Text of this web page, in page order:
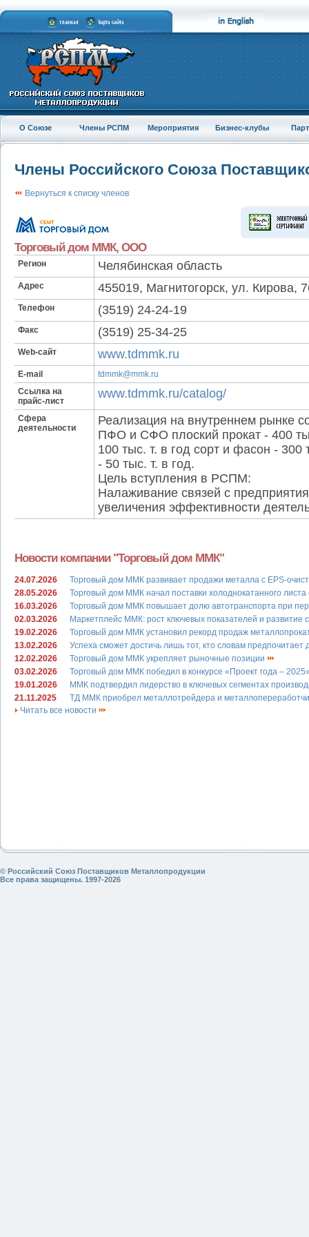
О Союзе Члены РСПМ Мероприятия Бизнес-клубы
Члены Российского Союза
Вернуться к списку членов
Торговый дом ММК, ООО
Регион Челябинская область
Адрес 455019, Магнитогорск, ул. Кирова,
Телефон (3519) 24-24-19
Факс (3519) 25-34-25
Web-сайт www.tdmmk.ru
E-mail
tdmmk@mmk.ru
Ссылка на
прайс-лист
www.tdmmk.ru/catalog/
Сфера
деятельности
Реализация на внутреннем
ПФО и СФО плоский прокат - 400
100 тыс. т. в год сорт и фасон - 300
- 50 тыс. т. в год.
Цель вступления в РСПМ:
Налаживание связей с
увеличения эффективности
Новости компании "Торговый дом ММК"
24.07.2026
Торговый дом ММК развивает продажи металла с EPS-
28.05.2026
Торговый дом ММК начал поставки холоднокатанного
16.03.2026
Торговый дом ММК повышает долю автотранспорта при
02.03.2026
Маркетплейс ММК: рост ключевых показателей и развитие
19.02.2026
Торговый дом ММК установил рекорд продаж
13.02.2026
Успеха сможет достичь лишь тот, кто словам предпочитает
12.02.2026
Торговый дом ММК укрепляет рыночные позиции
03.02.2026
Торговый дом ММК победил в конкурсе «Проект года –
19.01.2026
ММК подтвердил лидерство в ключевых сегментах
21.11.2025
ТД ММК приобрел металлотрейдера и
Читать все новости
© Российский Союз Поставщиков Металлопродукции
Все права защищены. 1997-2026